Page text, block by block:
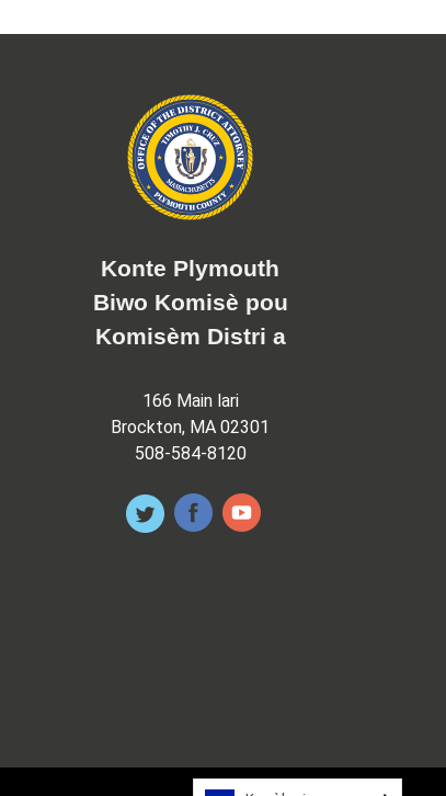
Konte Plymouth
Biwo Komisè pou
Komisèm Distri a
166 Main lari
Brockton, MA 02301
508-584-8120